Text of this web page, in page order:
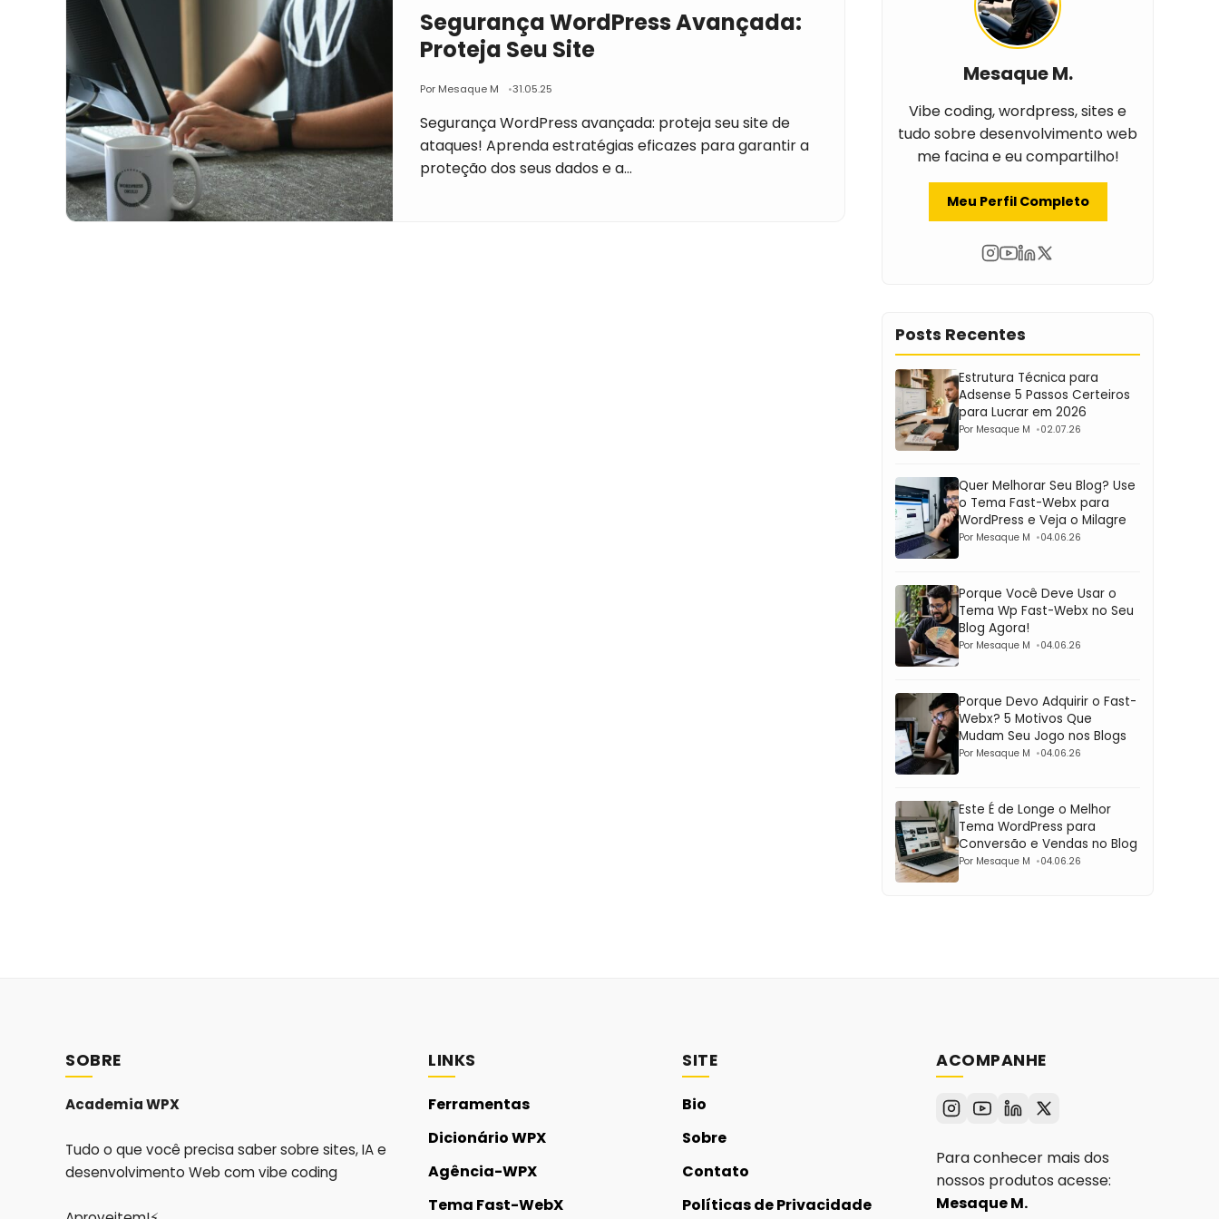
Segurança WordPress Avançada:
Proteja Seu Site
Por Mesaque M 31.05.25
Segurança WordPress avançada: proteja seu site de
ataques! Aprenda estratégias eficazes para garantir a
proteção dos seus dados e a…
Mesaque M.
Vibe coding, wordpress, sites e
tudo sobre desenvolvimento web
me facina e eu compartilho!
Meu Perfil Completo
Posts Recentes
Estrutura Técnica para
Adsense 5 Passos Certeiros
para Lucrar em 2026
Por Mesaque M 02.07.26
Quer Melhorar Seu Blog? Use
o Tema Fast-Webx para
WordPress e Veja o Milagre
Por Mesaque M 04.06.26
Porque Você Deve Usar o
Tema Wp Fast-Webx no Seu
Blog Agora!
Por Mesaque M 04.06.26
Porque Devo Adquirir o Fast-
Webx? 5 Motivos Que
Mudam Seu Jogo nos Blogs
Por Mesaque M 04.06.26
Este É de Longe o Melhor
Tema WordPress para
Conversão e Vendas no Blog
Por Mesaque M 04.06.26
SOBRE
Academia WPX
Tudo o que você precisa saber sobre sites, IA e
desenvolvimento Web com vibe coding
LINKS
Ferramentas
Dicionário WPX
Agência-WPX
Tema Fast-WebX
SITE
Bio
Sobre
Contato
Políticas de Privacidade
ACOMPANHE
Para conhecer mais dos
nossos produtos acesse:
Mesaque M.